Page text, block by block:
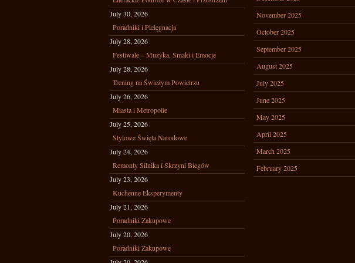
July 30, 2026
Poradniki i Pielęgnacja
July 28, 2026
Festiwale – Muzyka, Smaki i Emocje
July 28, 2026
Trening na Świeżym Powietrzu
July 26, 2026
Miasta i Metropolie
July 25, 2026
Stylowe Święta Narodowe
July 24, 2026
Remonty Silnika i Skrzyni Biegów
July 23, 2026
Kuchenne Eksperymenty
July 21, 2026
Poradniki Zakupowe
July 20, 2026
Poradniki Zakupowe
November 2025
October 2025
September 2025
August 2025
July 2025
June 2025
May 2025
April 2025
March 2025
February 2025